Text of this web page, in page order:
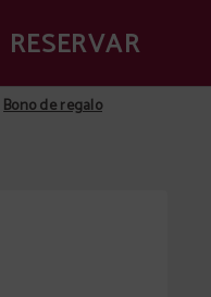
RESERVAR
Bono de regalo